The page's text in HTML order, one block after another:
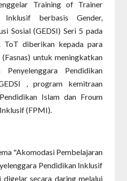
Training of Trainer
Inklusif berbasis Gender,
Sosial (GEDSI) Seri 5 pada
ToT diberikan kepada para
untuk meningkatkan
Pendidikan
, program kemitraan
Islam dan Froum
(FPMI).
"Akomodasi Pembelajaran
Pendidikan Inklusif
digelar secara daring melalui